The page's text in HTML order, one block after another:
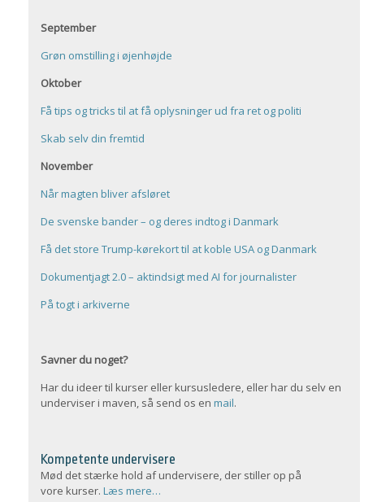
September
Grøn omstilling i øjenhøjde
Oktober
Få tips og tricks til at få oplysninger ud fra ret og politi
Skab selv din fremtid
November
Når magten bliver afsløret
De svenske bander – og deres indtog i Danmark
Få det store Trump-kørekort til at koble USA og Danmark
Dokumentjagt 2.0 – aktindsigt med AI for journalister
På togt i arkiverne
Savner du noget?
Har du ideer til kurser eller kursusledere, eller har du selv en
underviser i maven, så send os en mail.
Kompetente undervisere
Mød det stærke hold af undervisere, der stiller op på
vore kurser. Læs mere…